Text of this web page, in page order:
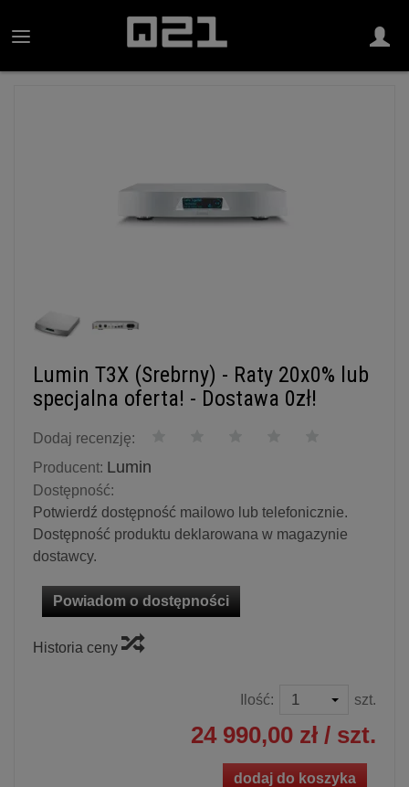
Lumin T3X (Srebrny) - Raty 20x0% lub
specjalna oferta! - Dostawa 0zł!
Dodaj recenzję:
Producent: Lumin
Dostępność:
Potwierdź dostępność mailowo lub telefonicznie.
Dostępność produktu deklarowana w magazynie
dostawcy.
Powiadom o dostępności
Historia ceny
Ilość: szt.
24 990,00 zł / szt.
dodaj do koszyka